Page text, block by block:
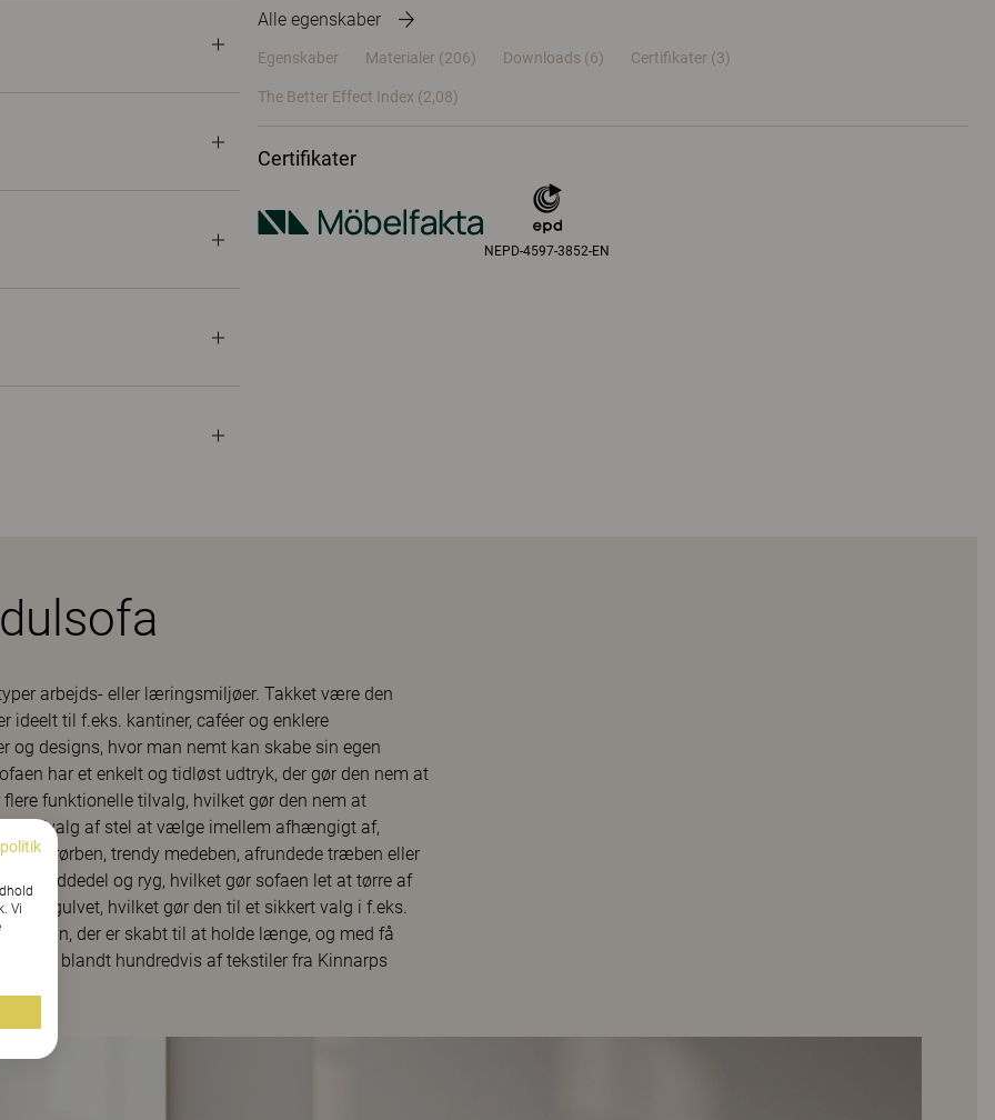
Alle egenskaber
Egenskaber Materialer (206) Downloads (6) Certifikater (3)
The Better Effect Index (2,08)
Certifikater
NEPD-4597-3852-EN
arbejds- eller læringsmiljøer. Takket være den
ideelt til f.eks. kantiner, caféer og enklere
og designs, hvor man nemt kan skabe sin egen
har et enkelt og tidløst udtryk, der gør den nem at
funktionelle tilvalg, hvilket gør den nem at
et udvalg af stel at vælge imellem afhængigt af,
rørben, trendy medeben, afrundede træben eller
siddedel og ryg, hvilket gør sofaen let at tørre af
i gulvet, hvilket gør den til et sikkert valg i f.eks.
design, der er skabt til at holde længe, og med få
Vælg blandt hundredvis af tekstiler fra Kinnarps
Vi